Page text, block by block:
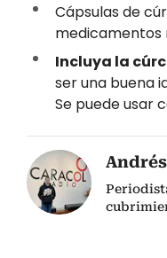
Cápsulas de
medicamentos
Incluya la
ser una buena
Se puede usar